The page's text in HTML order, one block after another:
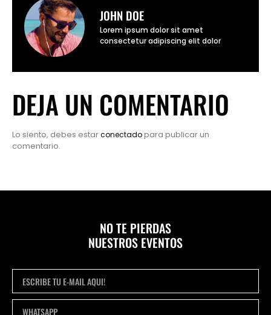
JOHN DOE
Lorem ipsum dolor sit amet
consectetur adipiscing elit dolor
DEJA UN COMENTARIO
Lo siento, debes estarconectadopara publicar un
comentario.
NO TE PIERDAS
NUESTROS EVENTOS